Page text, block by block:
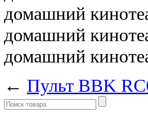
домашний
домашний
домашний
← Пульт BBK